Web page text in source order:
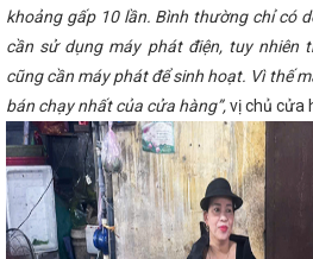
Khánh thành Nhà máy Bia Hà Nội -
gia trưng bày, giới thiệu, quảng bá
tư Hành lang kinh tế Đông Tây
Hồng Diên và đồng chí Trần Cương, Bí
Quốc
Chủ tịch Quốc hội Vương
Ban Chấp hành Đảng bộ tỉnh Hà
KHAI MẠC LỚP HUẤN LUYỆN KỸ
Hà Tĩnh thông báo điều chỉnh thời
áp dụng, sử dụng văn bản, giấy tờ đã
CCQ&DN tỉnh tổ chức Hội thi Dân vận
73 công nhận Việt Nam là quốc gia
khoảng gấp 10 lần. Bình thường chỉ có
cần sử dụng máy phát điện, tuy nhiên
cũng cần máy phát để sinh hoạt. Vì thế
bán chạy nhất của cửa hàng”,vị chủ cửa